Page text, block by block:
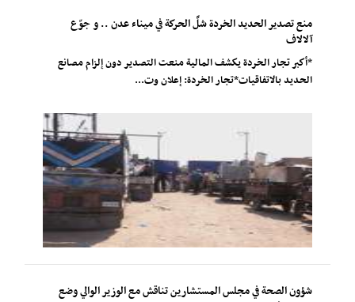
منع تصدير الحديد الخردة شلَّ الحركة في ميناء عدن .. و جوّع
آلالاف
*أكبر تجار الخردة يكشف المالية منعت التصدير دون إلزام مصانع
الحديد بالاتفاقيات*تجار الخردة: إعلان وت...
شؤون الصحة في مجلس المستشارين تناقش مع الوزير الوالي وضع